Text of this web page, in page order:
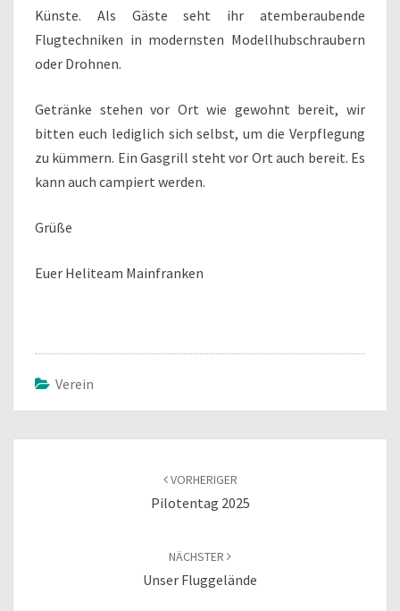
Künste. Als Gäste seht ihr atemberaubende
Flugtechniken in modernsten Modellhubschraubern
oder Drohnen.
Getränke stehen vor Ort wie gewohnt bereit, wir
bitten euch lediglich sich selbst, um die Verpflegung
zu kümmern. Ein Gasgrill steht vor Ort auch bereit. Es
kann auch campiert werden.
Grüße
Euer Heliteam Mainfranken
Verein
VORHERIGER
Pilotentag 2025
NÄCHSTER
Unser Fluggelände